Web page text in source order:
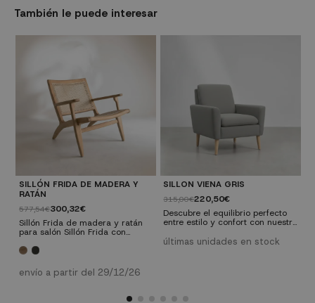
También le puede interesar
SILLÓN FRIDA DE MADERA Y
RATÁN
577,54€300,32€
Sillón Frida de madera y ratán
para salón Sillón Frida con
asiento y respaldo en ratán
rincón de lectura o relax.
Medidas: Ancho 71 cm x Fondo
del asiento: 61 cm. Peso: 8 kg.
envío a partir del 29/12/26
SILLON VIENA GRIS
315,00€220,50€
Descubre el equilibrio perfecto
entre estilo y confort con nuestro
proporcionar una experiencia de
últimas unidades en stock